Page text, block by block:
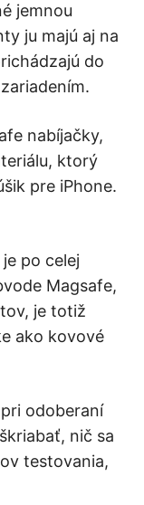
jemnou
ju majú aj na
do
nabíjačky,
ktorý
pre iPhone.
po celej
Magsafe,
je totiž
ako kovové
odoberaní
nič sa
testovania,